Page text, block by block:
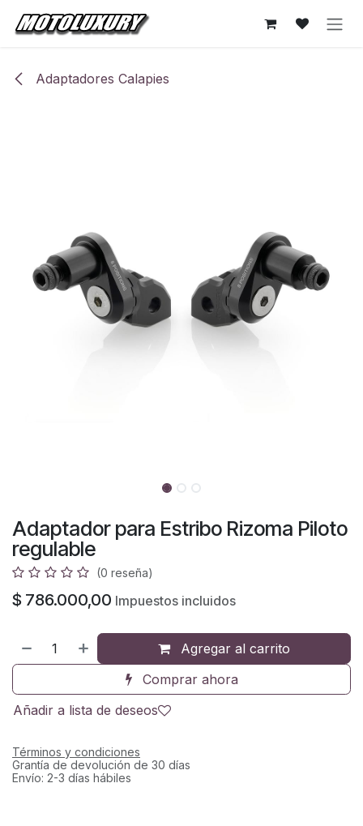
Ir al contenido
Adaptadores Calapies
Adaptador para Estribo Rizoma Piloto
regulable
(0 reseña)
$ 786.000,00 Impuestos incluidos
Agregar al carrito
Comprar ahora
Añadir a lista de deseos
Términos y condiciones
Grantía de devolución de 30 días
Envío: 2-3 días hábiles